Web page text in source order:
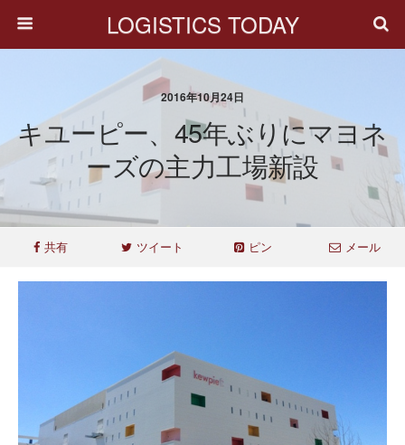
LOGISTICS TODAY
2016年10月24日
キユーピー、45年ぶりにマヨネ
ーズの主力工場新設
共有 ツイート ピン メール